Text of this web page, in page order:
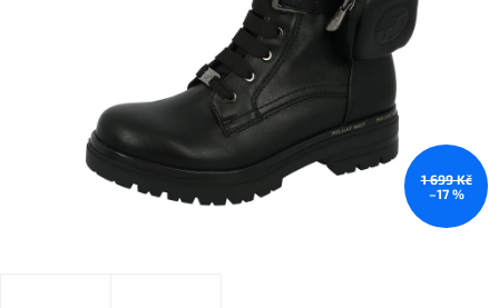
1 699 Kč
–17 %